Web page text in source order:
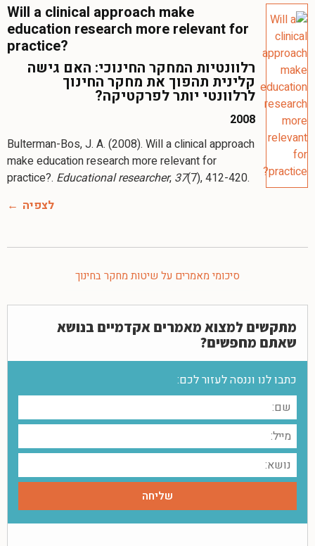
Will a clinical approach make
education research more relevant for
practice?
רלוונטיות המחקר החינוכי: האם גישה
קלינית תהפוך את מחקר החינוך
לרלוונטי יותר לפרקטיקה?
2008
Bulterman-Bos, J. A. (2008). Will a clinical approach
make education research more relevant for
practice?. Educational researcher, 37(7), 412-420.
לצפיה
סיכומי מאמרים על שיטות מחקר בחינוך
מתקשים למצוא מאמרים אקדמיים בנושא
שאתם מחפשים?
כתבו לנו וננסה לעזור לכם: